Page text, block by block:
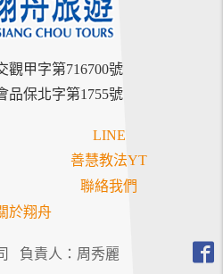
觀甲字第716700號
品保北字第1755號
LINE
善慧教法YT
聯絡我們
於翔舟
負責人：周秀麗